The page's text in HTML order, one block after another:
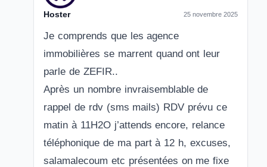
Hoster 25 novembre 2025
Je comprends que les agence
immobilières se marrent quand ont leur
parle de ZEFIR..
Après un nombre invraisemblable de
rappel de rdv (sms mails) RDV prévu ce
matin à 11H2O j’attends encore, relance
téléphonique de ma part à 12 h, excuses,
salamalecoum etc présentées on me fixe